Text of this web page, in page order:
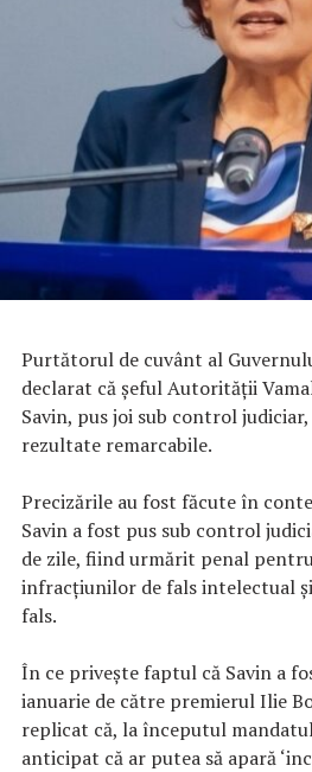
Purtătorul de cuvânt al
declarat că șeful Autorității
Savin, pus joi sub control
rezultate remarcabile.
Precizările au fost făcute în
Savin a fost pus sub control
de zile, fiind urmărit penal
infracțiunilor de fals intelectual
fals.
În ce privește faptul că Savin a
ianuarie de către premierul Ilie
replicat că, la începutul
anticipat că ar putea să apară